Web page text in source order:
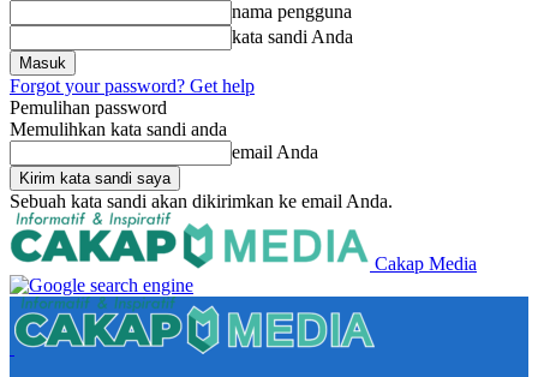
nama pengguna
kata sandi Anda
Forgot your password? Get help
Pemulihan password
Memulihkan kata sandi anda
email Anda
Sebuah kata sandi akan dikirimkan ke email Anda.
Cakap Media